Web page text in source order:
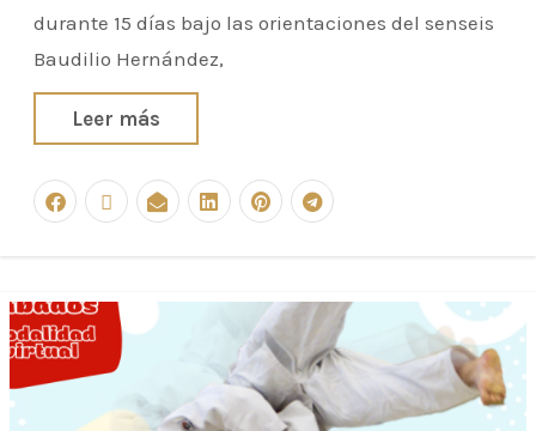
durante 15 días bajo las orientaciones del senseis
Baudilio Hernández,
Leer más